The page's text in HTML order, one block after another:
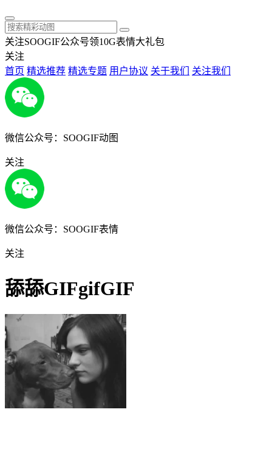
关注SOOGIF公众号领10G表情大礼包
关注
首页 精选推荐 精选专题 用户协议 关于我们 关注我们
微信公众号：SOOGIF动图
关注
微信公众号：SOOGIF表情
关注
舔舔GIFgifGIF